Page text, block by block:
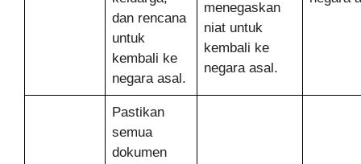
dan rencana
untuk
kembali ke
negara asal.
menegaskan
niat untuk
kembali ke
negara asal.
Pastikan
semua
dokumen